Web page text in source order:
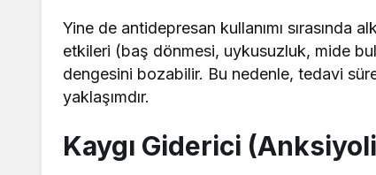
Yine de antidepresan kullanımı
etkileri (baş dönmesi, uykusuzluk, mide
dengesini bozabilir. Bu nedenle, tedavi
yaklaşımdır.
Kaygı Giderici